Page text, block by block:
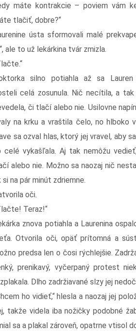
máte kontrakcie – poviem vám
tlačiť, dobre?“
ústa sformovali malé
ale to už lekárkina tvár zmizla.
silno potiahla až sa Lauren
celá zosunula. Nič necítila, a tak
či tlačí alebo nie. Usilovne
na krku a vraštila čelo, no hlboko
sa ozval hlas, ktorý jej vravel, aby
celé vykašľala. Aj tak nemôžu
alebo nie. Možno sa naozaj nič
si na pár minút zdriemne.
oči.
Teraz!“
znova potiahla a Laurenina
Otvorila oči, opäť prítomná a
predsa len o čosi rýchlejšie.
prenikavý, vyčerpaný protest
Dlho zadržiavané slzy jej
ho vidieť,“ hlesla a naozaj jej
takže videla iba nožičky podobné
sa a plakal zároveň, opatrne vtisol